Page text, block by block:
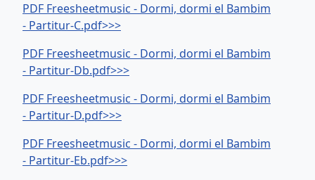
PDF Freesheetmusic - Dormi, dormi el Bambim
- Partitur-C.pdf>>>
PDF Freesheetmusic - Dormi, dormi el Bambim
- Partitur-Db.pdf>>>
PDF Freesheetmusic - Dormi, dormi el Bambim
- Partitur-D.pdf>>>
PDF Freesheetmusic - Dormi, dormi el Bambim
- Partitur-Eb.pdf>>>